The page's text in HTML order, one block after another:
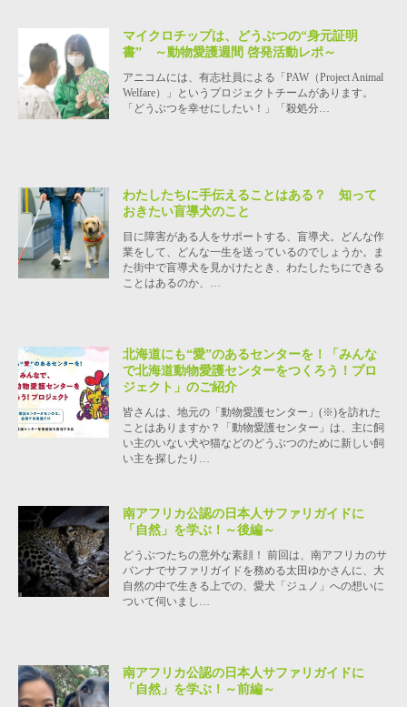
マイクロチップは、どうぶつの“身元証明
書” ～動物愛護週間 啓発活動レポ～
アニコムには、有志社員による「PAW（Project Animal
Welfare）」というプロジェクトチームがあります。
「どうぶつを幸せにしたい！」「殺処分…
わたしたちに手伝えることはある？ 知って
おきたい盲導犬のこと
目に障害がある人をサポートする、盲導犬。どんな作
業をして、どんな一生を送っているのでしょうか。ま
た街中で盲導犬を見かけたとき、わたしたちにできる
ことはあるのか、…
北海道にも“愛”のあるセンターを！「みんな
で北海道動物愛護センターをつくろう！プロ
ジェクト」のご紹介
皆さんは、地元の「動物愛護センター」(※)を訪れた
ことはありますか？「動物愛護センター」は、主に飼
い主のいない犬や猫などのどうぶつのために新しい飼
い主を探したり…
南アフリカ公認の日本人サファリガイドに
「自然」を学ぶ！～後編～
どうぶつたちの意外な素顔！ 前回は、南アフリカのサ
バンナでサファリガイドを務める太田ゆかさんに、大
自然の中で生きる上での、愛犬「ジュノ」への想いに
ついて伺いまし…
南アフリカ公認の日本人サファリガイドに
「自然」を学ぶ！～前編～